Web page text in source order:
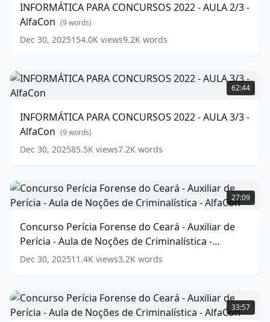
-
AULA
2/3
words)
INFORMÁTICA PARA CONCURSOS 2022 - AULA 2/3 -
AlfaCon (9words)
Dec 30, 2025154.0K views9.2K words
INFORMÁTICA
PARA
CONCURSOS
-
AULA
3/3
words)
62:44
INFORMÁTICA PARA CONCURSOS 2022 - AULA 3/3 -
AlfaCon (9words)
Dec 30, 202585.5K views7.2K words
Concurso
Perícia
Forense
Ceará
Auxiliar
de
-
Aula
de
27:09
Concurso Perícia Forense do Ceará - Auxiliar de
Perícia - Aula de Noções de Criminalística -
AlfaCon (17words)
Dec 30, 202511.4K views3.2K words
Concurso
Perícia
Forense
33:57